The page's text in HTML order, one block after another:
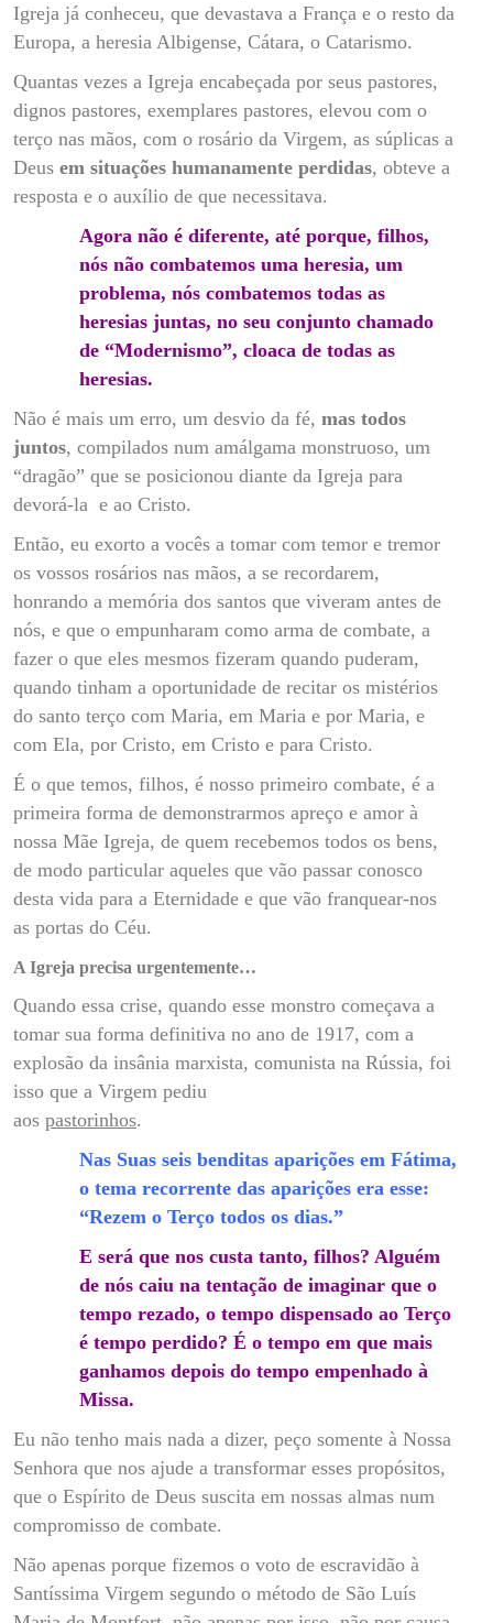
Igreja já conheceu, que devastava a França e o resto da
Europa, a heresia Albigense, Cátara, o Catarismo.
Quantas vezes a Igreja encabeçada por seus pastores,
dignos pastores, exemplares pastores, elevou com o
terço nas mãos, com o rosário da Virgem, as súplicas a
Deus em situações humanamente perdidas, obteve a
resposta e o auxílio de que necessitava.
Agora não é diferente, até porque, filhos,
nós não combatemos uma heresia, um
problema, nós combatemos todas as
heresias juntas, no seu conjunto chamado
de “Modernismo”, cloaca de todas as
heresias.
Não é mais um erro, um desvio da fé, mas todos
juntos, compilados num amálgama monstruoso, um
“dragão” que se posicionou diante da Igreja para
devorá-la e ao Cristo.
Então, eu exorto a vocês a tomar com temor e tremor
os vossos rosários nas mãos, a se recordarem,
honrando a memória dos santos que viveram antes de
nós, e que o empunharam como arma de combate, a
fazer o que eles mesmos fizeram quando puderam,
quando tinham a oportunidade de recitar os mistérios
do santo terço com Maria, em Maria e por Maria, e
com Ela, por Cristo, em Cristo e para Cristo.
É o que temos, filhos, é nosso primeiro combate, é a
primeira forma de demonstrarmos apreço e amor à
nossa Mãe Igreja, de quem recebemos todos os bens,
de modo particular aqueles que vão passar conosco
desta vida para a Eternidade e que vão franquear-nos
as portas do Céu.
A Igreja precisa urgentemente…
Quando essa crise, quando esse monstro começava a
tomar sua forma definitiva no ano de 1917, com a
explosão da insânia marxista, comunista na Rússia, foi
isso que a Virgem pediu
aos pastorinhos.
Nas Suas seis benditas aparições em Fátima,
o tema recorrente das aparições era esse:
“Rezem o Terço todos os dias.”
E será que nos custa tanto, filhos? Alguém
de nós caiu na tentação de imaginar que o
tempo rezado, o tempo dispensado ao Terço
é tempo perdido? É o tempo em que mais
ganhamos depois do tempo empenhado à
Missa.
Eu não tenho mais nada a dizer, peço somente à Nossa
Senhora que nos ajude a transformar esses propósitos,
que o Espírito de Deus suscita em nossas almas num
compromisso de combate.
Não apenas porque fizemos o voto de escravidão à
Santíssima Virgem segundo o método de São Luís